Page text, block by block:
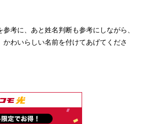
考に、あと姓名判断も参考にしながら、
かわいらしい名前を付けてあげてくださ